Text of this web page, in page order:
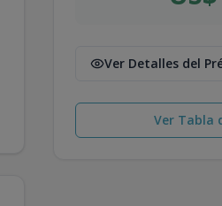
Ver Detalles del
Ver Tabla